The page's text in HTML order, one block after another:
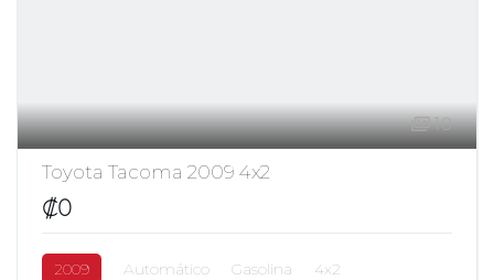
10
Toyota Tacoma 2009 4x2
₡0
2009 Automático Gasolina 4x2